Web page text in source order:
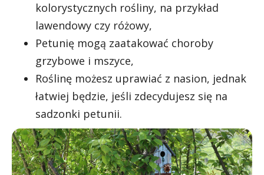
kolorystycznych rośliny, na przykład
lawendowy czy różowy,
Petunię mogą zaatakować choroby
grzybowe i mszyce,
Roślinę możesz uprawiać z nasion, jednak
łatwiej będzie, jeśli zdecydujesz się na
sadzonki petunii.